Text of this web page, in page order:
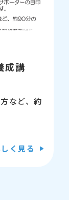
の場合は
は終了し
成講
など、約
ししま
く見る